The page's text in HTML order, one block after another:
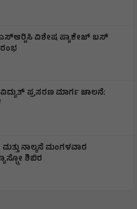
ವಿಶೇಷ ಪ್ಯಾಕೇಜ್ ಬಸ್
ಪ್ರಸರಣ ಮಾರ್ಗ ಚಾಲನೆ:
ನಾಲ್ಕನೆ ಮಂಗಳವಾರ
ಶಿಬಿರ